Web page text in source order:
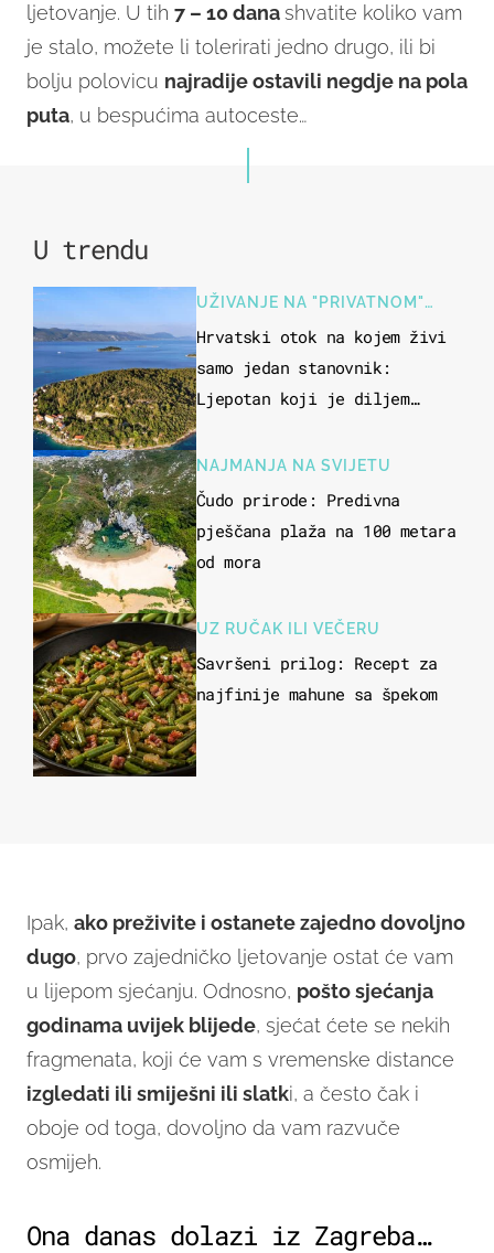
ljetovanje. U tih 7 – 10 danashvatite koliko vam
je stalo, možete li tolerirati jedno drugo, ili bi
bolju polovicu najradije ostavili negdje na pola
puta, u bespućima autoceste…
U trendu
UŽIVANJE NA "PRIVATNOM"
OTOKU
Hrvatski otok na kojem živi
samo jedan stanovnik:
Ljepotan koji je diljem
"bijelom zlatu"
NAJMANJA NA SVIJETU
Čudo prirode: Predivna
pješčana plaža na 100 metara
od mora
UZ RUČAK ILI VEČERU
Savršeni prilog: Recept za
najfinije mahune sa špekom
Ipak, ako preživite i ostanete zajedno dovoljno
dugo, prvo zajedničko ljetovanje ostat će vam
u lijepom sjećanju. Odnosno, pošto sjećanja
godinama uvijek blijede, sjećat ćete se nekih
fragmenata, koji će vam s vremenske distance
izgledati ili smiješni ili slatki, a često čak i
oboje od toga, dovoljno da vam razvuče
osmijeh.
Ona danas dolazi iz Zagreba…